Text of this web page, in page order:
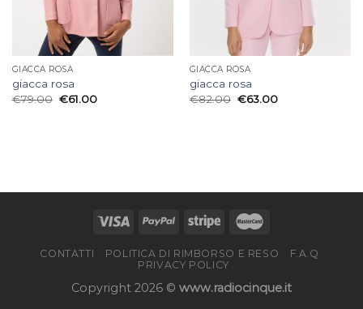
GIACCA ROSA
giacca rosa
€79.00 €61.00
GIACCA ROSA
giacca rosa
€82.00 €63.00
CONTATTI POLITICA DI RIMBORSO E RESO
F.A.Q
PRIVACY POLICY
Copyright 2026 © www.radiocinque.it